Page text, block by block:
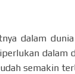
dalam
dalam
semakin